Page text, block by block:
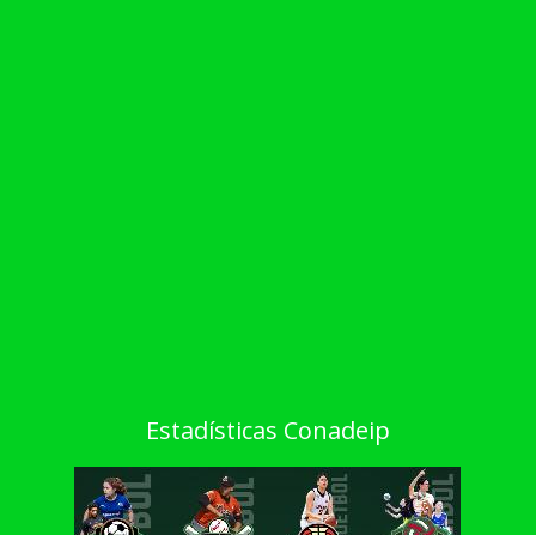
Estadísticas Conadeip